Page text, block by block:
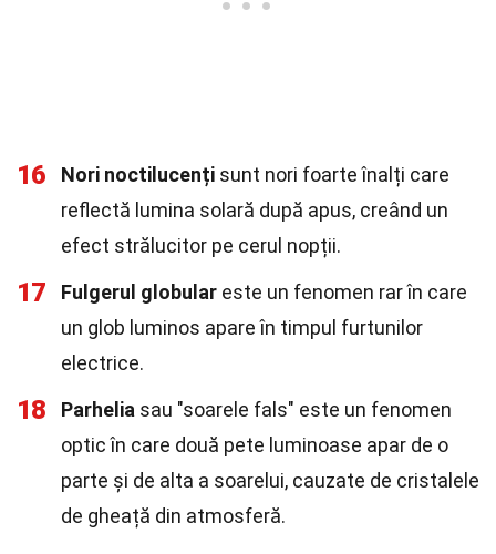
16 Nori noctilucenți sunt nori foarte înalți care
reflectă lumina solară după apus, creând un
efect strălucitor pe cerul nopții.
17 Fulgerul globular este un fenomen rar în care
un glob luminos apare în timpul furtunilor
electrice.
18 Parhelia sau "soarele fals" este un fenomen
optic în care două pete luminoase apar de o
parte și de alta a soarelui, cauzate de cristalele
de gheață din atmosferă.